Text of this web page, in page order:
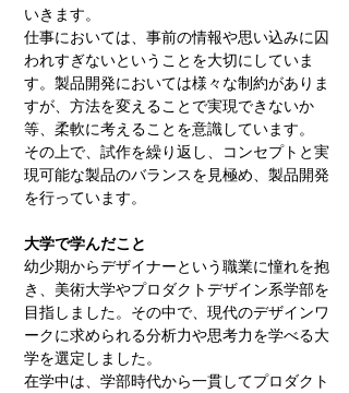
いきます。
仕事においては、事前の情報や思い込みに囚
われすぎないということを大切にしていま
す。製品開発においては様々な制約がありま
すが、方法を変えることで実現できないか
等、柔軟に考えることを意識しています。
その上で、試作を繰り返し、コンセプトと実
現可能な製品のバランスを見極め、製品開発
を行っています。
大学で学んだこと
幼少期からデザイナーという職業に憧れを抱
き、美術大学やプロダクトデザイン系学部を
目指しました。その中で、現代のデザインワ
ークに求められる分析力や思考力を学べる大
学を選定しました。
在学中は、学部時代から一貫してプロダクト